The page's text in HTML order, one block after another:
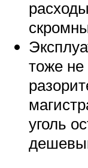
тоже не
уголь